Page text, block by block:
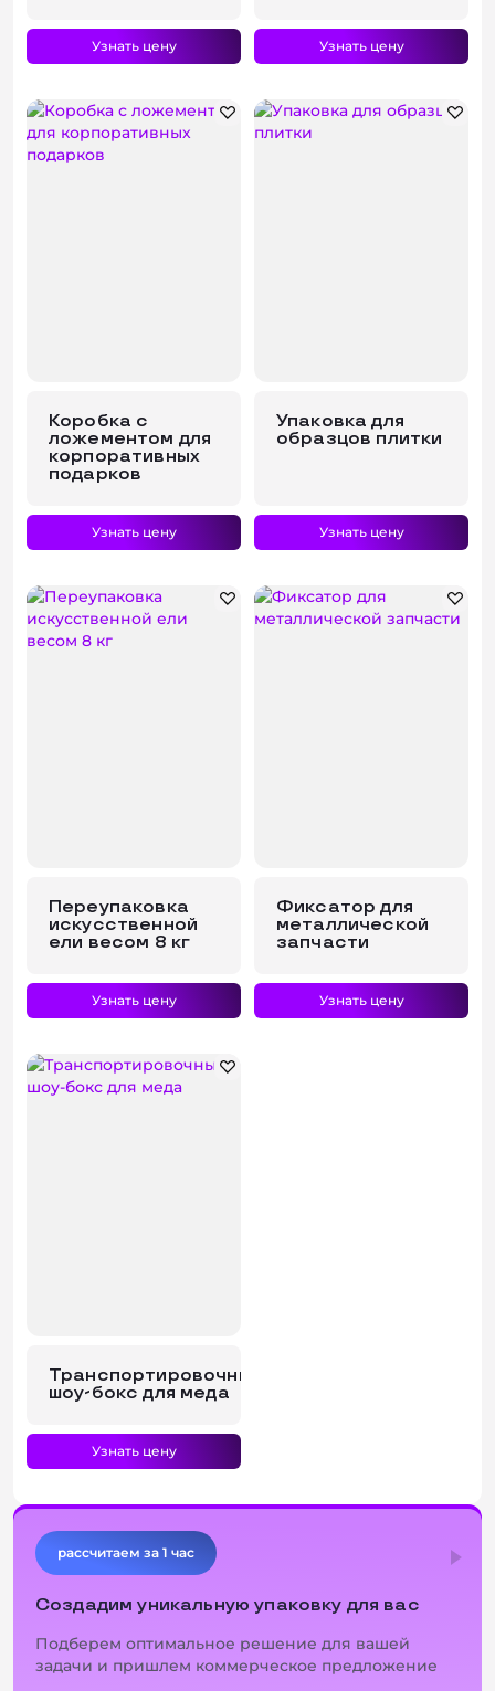
Узнать цену Узнать цену
Коробка с
ложементом для
корпоративных
подарков
Узнать цену
Упаковка для
образцов плитки
Узнать цену
Переупаковка
искусственной
ели весом 8 кг
Узнать цену
Фиксатор для
металлической
запчасти
Узнать цену
Транспортировочный
шоу-бокс для меда
Узнать цену
1
рассчитаем за 1 час
Создадим уникальную упаковку для вас
Подберем оптимальное решение для вашей
задачи и пришлем коммерческое предложение